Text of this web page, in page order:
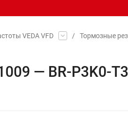
VEDA VFD /
Тормозные
— BR-P3K0-